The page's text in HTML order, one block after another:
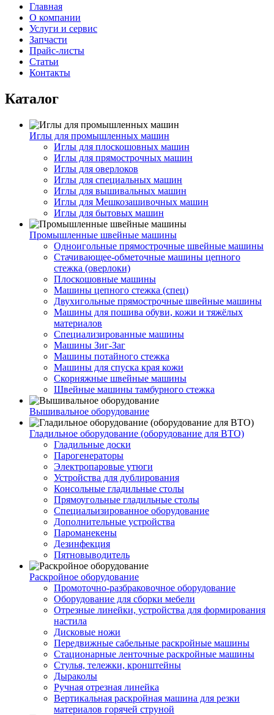
Главная
О компании
Услуги и сервис
Запчасти
Прайс-листы
Статьи
Контакты
Каталог
Иглы для промышленных машин
Иглы для плоскошовных машин
Иглы для прямострочных машин
Иглы для оверлоков
Иглы для специальных машин
Иглы для вышивальных машин
Иглы для Мешкозашивочных машин
Иглы для бытовых машин
Промышленные швейные машины
Одноигольные прямострочные швейные машины
Стачивающее-обметочные машины цепного
стежка (оверлоки)
Плоскошовные машины
Машины цепного стежка (спец)
Двухигольные прямострочные швейные машины
Машины для пошива обуви, кожи и тяжёлых
материалов
Специализированные машины
Машины Зиг-Заг
Машины потайного стежка
Машины для спуска края кожи
Скорняжные швейные машины
Швейные машины тамбурного стежка
Вышивальное оборудование
Гладильное оборудование (оборудование для ВТО)
Гладильные доски
Парогенераторы
Электропаровые утюги
Устройства для дублирования
Консольные гладильные столы
Прямоугольные гладильные столы
Специальизированное оборудование
Дополнительные устройства
Пароманекены
Дезинфекция
Пятновыводитель
Раскройное оборудование
Промоточно-разбраковочное оборудование
Оборудование для сборки мебели
Отрезные линейки, устройства для формирования
настила
Дисковые ножи
Передвижные сабельные раскройные машины
Стационарные ленточные раскройные машины
Стулья, тележки, кронштейны
Дыраколы
Ручная отрезная линейка
Вертикальная раскройная машина для резки
материалов горячей струной